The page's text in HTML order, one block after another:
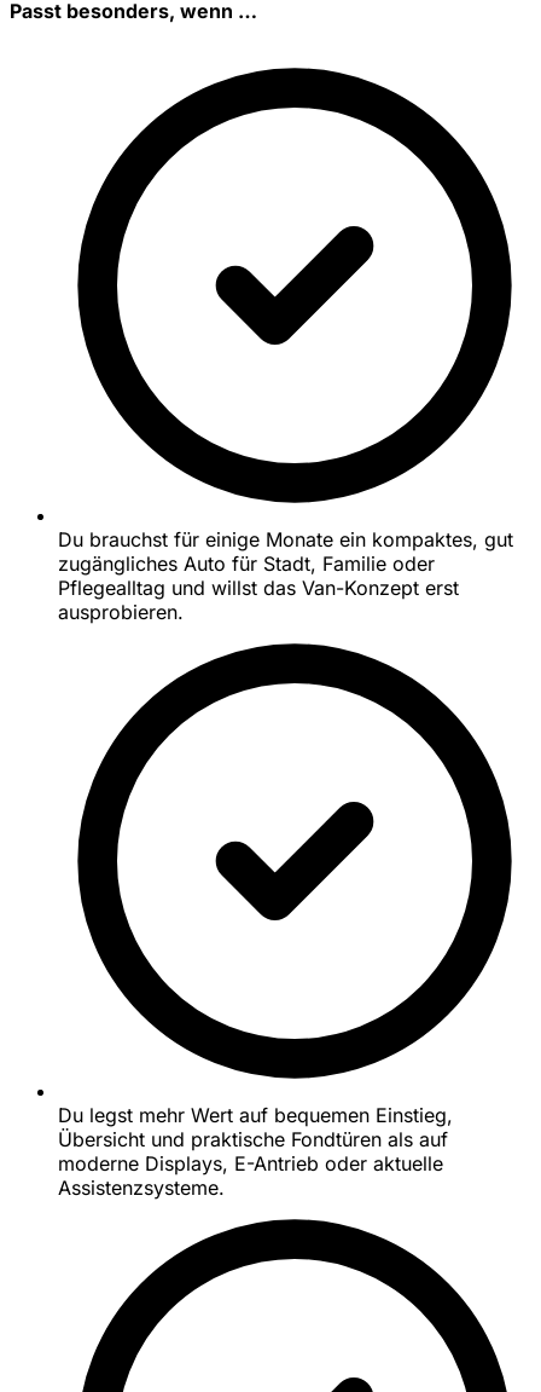
Passt besonders, wenn …
Du brauchst für einige Monate ein kompaktes, gut
zugängliches Auto für Stadt, Familie oder
Pflegealltag und willst das Van-Konzept erst
ausprobieren.
Du legst mehr Wert auf bequemen Einstieg,
Übersicht und praktische Fondtüren als auf
moderne Displays, E-Antrieb oder aktuelle
Assistenzsysteme.